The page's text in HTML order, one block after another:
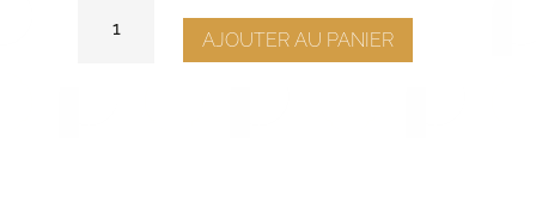
AJOUTER AU PANIER